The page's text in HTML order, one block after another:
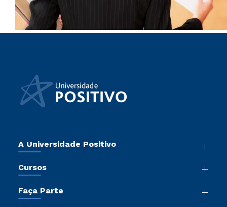
A Universidade Positivo
Sala de Imprensa
Trabalhe Conosco
Cursos
Pós-Graduação
Faça Parte